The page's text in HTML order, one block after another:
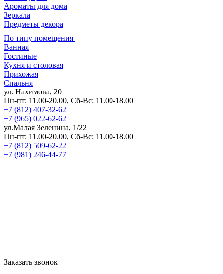
Ароматы для дома
Зеркала
Предметы декора
По типу помещения
Ванная
Гостиные
Кухня и столовая
Прихожая
Спальня
ул. Нахимова, 20
Пн-пт: 11.00-20.00, Сб-Вс: 11.00-18.00
+7 (812) 407-32-62
+7 (965) 022-62-62
ул.Малая Зеленина, 1/22
Пн-пт: 11.00-20.00, Сб-Вс: 11.00-18.00
+7 (812) 509-62-22
+7 (981) 246-44-77
Заказать звонок